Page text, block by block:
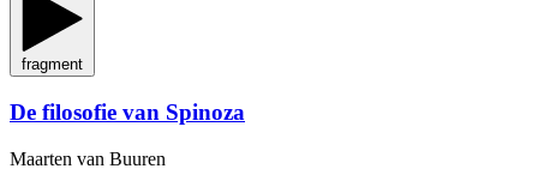
fragment
De filosofie van Spinoza
Maarten van Buuren